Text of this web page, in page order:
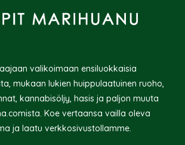
valikoimaan ensiluokkaisia
mukaan lukien huippulaatuinen ruoho,
kannabisöljy, hasis ja paljon muuta
Koe vertaansa vailla oleva
ja laatu verkkosivustollamme.